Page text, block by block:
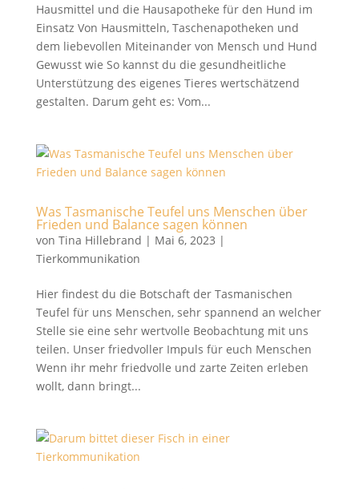
Hausmittel und die Hausapotheke für den Hund im
Einsatz Von Hausmitteln, Taschenapotheken und
dem liebevollen Miteinander von Mensch und Hund
Gewusst wie So kannst du die gesundheitliche
Unterstützung des eigenes Tieres wertschätzend
gestalten. Darum geht es: Vom...
Was Tasmanische Teufel uns Menschen über
Frieden und Balance sagen können
von Tina Hillebrand | Mai 6, 2023 |
Tierkommunikation
Hier findest du die Botschaft der Tasmanischen
Teufel für uns Menschen, sehr spannend an welcher
Stelle sie eine sehr wertvolle Beobachtung mit uns
teilen. Unser friedvoller Impuls für euch Menschen
Wenn ihr mehr friedvolle und zarte Zeiten erleben
wollt, dann bringt...